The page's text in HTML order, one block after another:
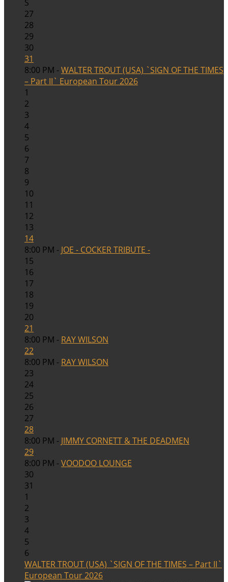
S
27
28
29
30
31
8:00 PM -WALTER TROUT (USA) `SIGN OF THE TIMES
– Part II` European Tour 2026
1
2
3
4
5
6
7
8
9
10
11
12
13
14
8:00 PM - JOE - COCKER TRIBUTE -
15
16
17
18
19
20
21
8:00 PM - RAY WILSON
22
8:00 PM - RAY WILSON
23
24
25
26
27
28
8:00 PM - JIMMY CORNETT & THE DEADMEN
29
8:00 PM -VOODOO LOUNGE
30
31
1
2
3
4
5
6
WALTER TROUT (USA) `SIGN OF THE TIMES – Part II`
European Tour 2026